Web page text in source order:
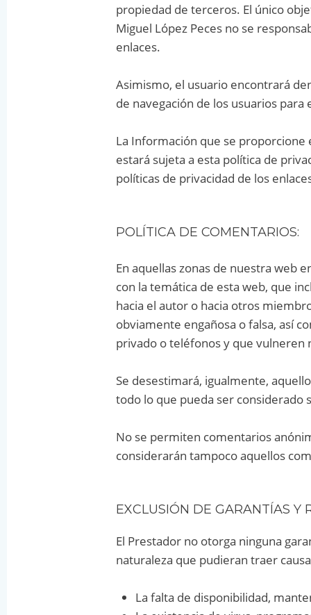
propiedad de terceros. El único
Miguel López Peces no se
enlaces.
Asimismo, el usuario encontrará
de navegación de los usuarios
La Información que se proporcione
estará sujeta a esta política de
políticas de privacidad de los
POLÍTICA DE COMENTARIOS:
En aquellas zonas de nuestra web
con la temática de esta web, que
hacia el autor o hacia otros
obviamente engañosa o falsa, así
privado o teléfonos y que vulneren
Se desestimará, igualmente,
todo lo que pueda ser considerado
No se permiten comentarios
considerarán tampoco aquellos
EXCLUSIÓN DE GARANTÍAS Y
El Prestador no otorga ninguna
naturaleza que pudieran traer
La falta de disponibilidad,